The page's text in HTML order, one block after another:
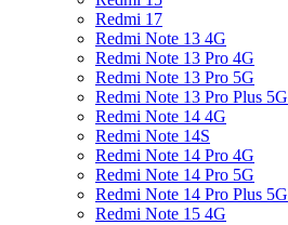
Redmi 17
Redmi Note 13 4G
Redmi Note 13 Pro 4G
Redmi Note 13 Pro 5G
Redmi Note 13 Pro Plus 5G
Redmi Note 14 4G
Redmi Note 14S
Redmi Note 14 Pro 4G
Redmi Note 14 Pro 5G
Redmi Note 14 Pro Plus 5G
Redmi Note 15 4G